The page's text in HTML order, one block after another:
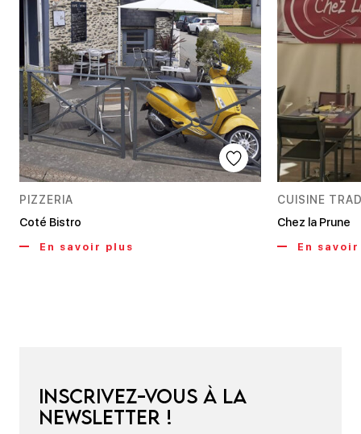
PIZZERIA
Coté Bistro
En savoir plus
CUISINE
Chez la Prune
En
Inscrivez-vous à la
newsletter !